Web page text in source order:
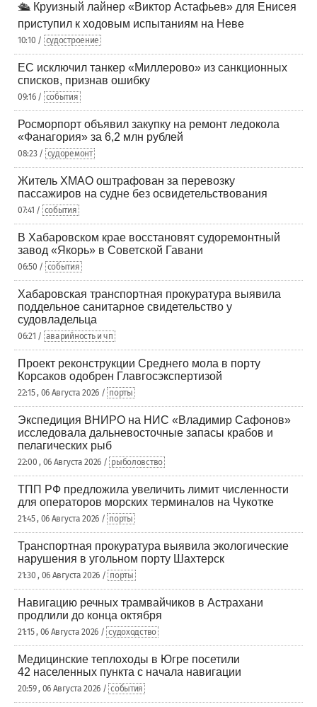
🛳️ Круизный лайнер «Виктор Астафьев» для Енисея
приступил к ходовым испытаниям на Неве
10:10 / судостроение
ЕС исключил танкер «Миллерово» из санкционных
списков, признав ошибку
09:16 / события
Росморпорт объявил закупку на ремонт ледокола
«Фанагория» за 6,2 млн рублей
08:23 / судоремонт
Житель ХМАО оштрафован за перевозку
пассажиров на судне без освидетельствования
07:41 / события
В Хабаровском крае восстановят судоремонтный
завод «Якорь» в Советской Гавани
06:50 / события
Хабаровская транспортная прокуратура выявила
поддельное санитарное свидетельство у
судовладельца
06:21 / аварийность и чп
Проект реконструкции Среднего мола в порту
Корсаков одобрен Главгосэкспертизой
22:15 , 06 Августа 2026 / порты
Экспедиция ВНИРО на НИС «Владимир Сафонов»
исследовала дальневосточные запасы крабов и
пелагических рыб
22:00 , 06 Августа 2026 / рыболовство
ТПП РФ предложила увеличить лимит численности
для операторов морских терминалов на Чукотке
21:45 , 06 Августа 2026 / порты
Транспортная прокуратура выявила экологические
нарушения в угольном порту Шахтерск
21:30 , 06 Августа 2026 / порты
Навигацию речных трамвайчиков в Астрахани
продлили до конца октября
21:15 , 06 Августа 2026 / судоходство
Медицинские теплоходы в Югре посетили
42 населенных пункта с начала навигации
20:59 , 06 Августа 2026 / события